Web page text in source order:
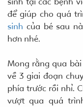
để giúp cho quá
sinh của bé sau
hơn nhé.
Mong rằng qua
về 3 giai đoạn
phía trước rồi nhỉ.
vượt qua quá